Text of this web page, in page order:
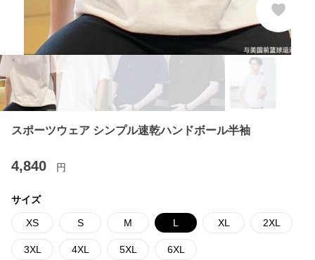
スポーツウェア シンプル速乾ハンドボール半袖
4,840 円
サイズ
XS S M L XL 2XL
3XL 4XL 5XL 6XL